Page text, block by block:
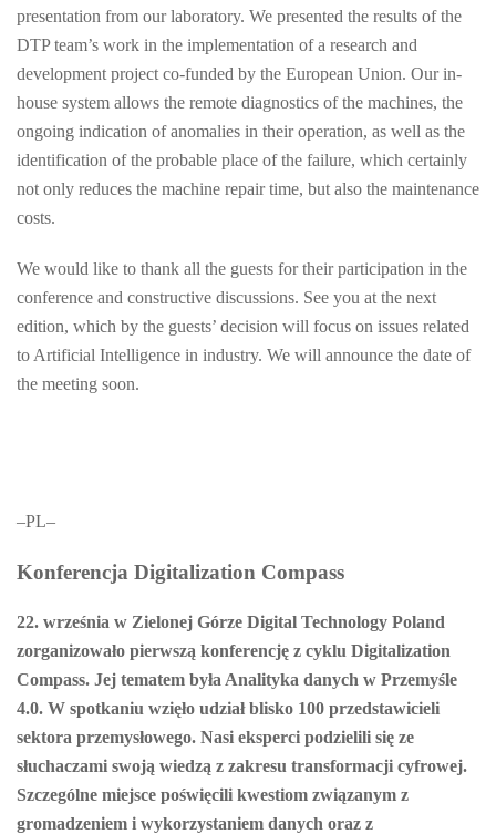
presentation from our laboratory. We presented the results of the
DTP team’s work in the implementation of a research and
development project co-funded by the European Union. Our in-
house system allows the remote diagnostics of the machines, the
ongoing indication of anomalies in their operation, as well as the
identification of the probable place of the failure, which certainly
not only reduces the machine repair time, but also the maintenance
costs.
We would like to thank all the guests for their participation in the
conference and constructive discussions. See you at the next
edition, which by the guests’ decision will focus on issues related
to Artificial Intelligence in industry. We will announce the date of
the meeting soon.
–PL–
Konferencja Digitalization Compass
22. września w Zielonej Górze Digital Technology Poland
zorganizowało pierwszą konferencję z cyklu Digitalization
Compass. Jej tematem była Analityka danych w Przemyśle
4.0. W spotkaniu wzięło udział blisko 100 przedstawicieli
sektora przemysłowego. Nasi eksperci podzielili się ze
słuchaczami swoją wiedzą z zakresu transformacji cyfrowej.
Szczególne miejsce poświęcili kwestiom związanym z
gromadzeniem i wykorzystaniem danych oraz z